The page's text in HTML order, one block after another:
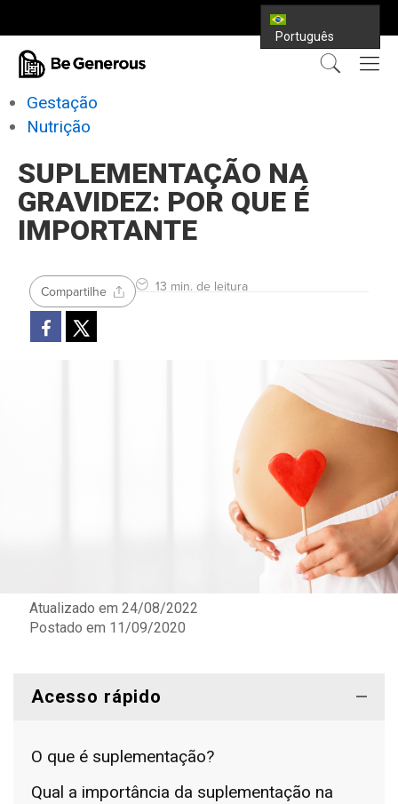
Português
Gestação
Nutrição
SUPLEMENTAÇÃO NA
GRAVIDEZ: POR QUE É
IMPORTANTE
13 min. de leitura
Compartilhe
Atualizado em 24/08/2022
Postado em 11/09/2020
Acesso rápido
O que é suplementação?
Qual a importância da suplementação na